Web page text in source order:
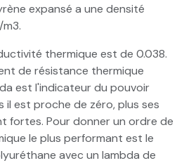
expansé a une densité
thermique est de 0.038.
de résistance thermique
est l'indicateur du pouvoir
il est proche de zéro, plus ses
fortes. Pour donner un ordre de
le plus performant est le
avec un lambda de